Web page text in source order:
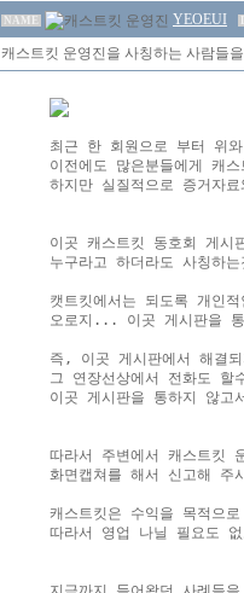
NAME YEOEUI
캐스트킷 운영진을 사칭하는 사람들
최근 한 회원으로 부터 위
이전에도 많은분들에게 캐
하지만 실질적으로 증거자
이곳 캐스트킷 동호회 게시
누구라고 하더라도 사칭하
캣트킷에서는 되도록 개인
오로지... 이곳 게시판을 통
즉, 이곳 게시판에서 해결
그 연장선상에서 전화도 할
이곳 게시판을 통하지 않고
따라서 주변에서 캐스트킷
화면캡쳐를 해서 신고해 주
캐스트킷은 수익을 목적으
따라서 영업 나닐 필요도